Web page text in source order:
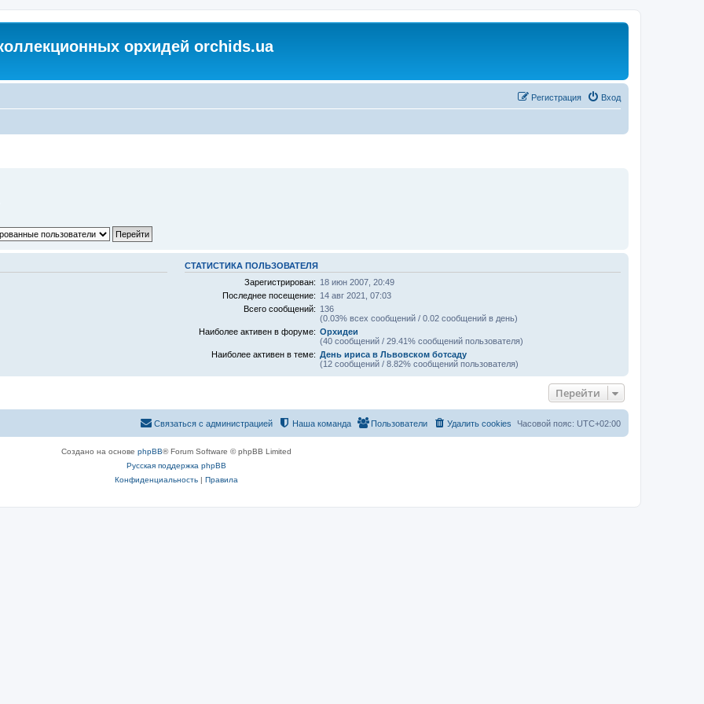
орхидей orchids.ua
Вход
Регистрация
СТАТИСТИКА ПОЛЬЗОВАТЕЛЯ
Зарегистрирован: 18 июн 2007, 20:49
Последнее посещение: 14 авг 2021, 07:03
Всего сообщений: 136
(0.03% всех сообщений / 0.02 сообщений в день)
Наиболее активен в форуме: Орхидеи
(40 сообщений / 29.41% сообщений пользователя)
Наиболее активен в теме: День ириса в Львовском ботсаду
(12 сообщений / 8.82% сообщений пользователя)
Перейти
Часовой пояс: UTC+02:00
Удалить cookies
Пользователи
Наша команда
Связаться с администрацией
Создано на основе phpBB® Forum Software © phpBB Limited
Русская поддержка phpBB
Конфиденциальность| Правила